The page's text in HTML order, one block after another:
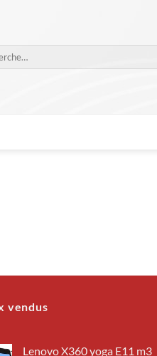
vendus
Lenovo X360 yoga E11 m3